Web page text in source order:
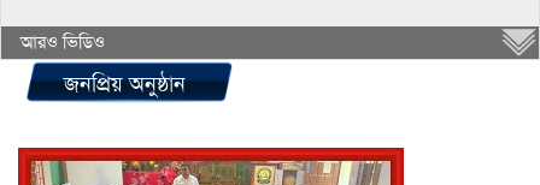
আরও ভিডিও
জনপ্রিয় অনুষ্ঠান